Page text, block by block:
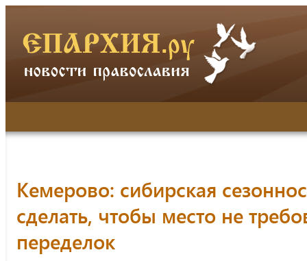
Кемерово: сибирская
сделать, чтобы место не
переделок